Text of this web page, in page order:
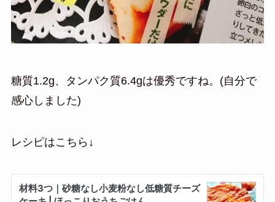
糖質1.2g、タンパク質6.4gは優秀ですね。(自分で
感心しました)
レシピはこちら↓